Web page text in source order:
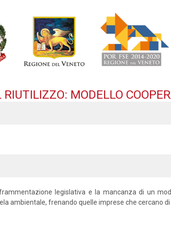
RIUTILIZZO: MODELLO
frammentazione legislativa e la mancanza di un
ambientale, frenando quelle imprese che cercano